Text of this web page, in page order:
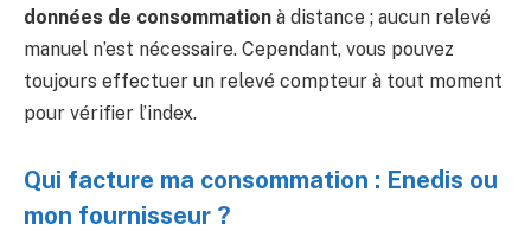
données de consommation à distance ; aucun relevé
manuel n’est nécessaire. Cependant, vous pouvez
toujours effectuer un relevé compteur à tout moment
pour vérifier l’index.
Qui facture ma consommation : Enedis ou
mon fournisseur ?